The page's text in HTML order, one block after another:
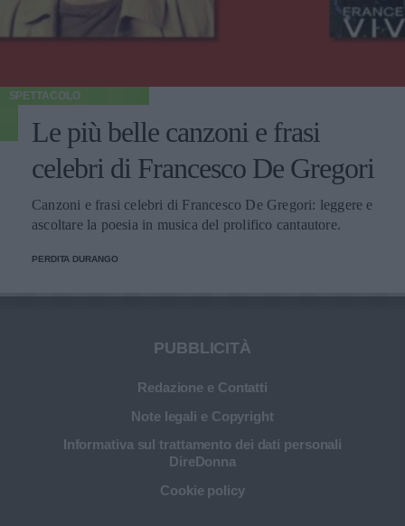
SPETTACOLO
Le più belle canzoni e frasi
celebri di Francesco De Gregori
Canzoni e frasi celebri di Francesco De Gregori: leggere e
ascoltare la poesia in musica del prolifico cantautore.
PERDITA DURANGO
PUBBLICITÀ
Redazione e Contatti
Note legali e Copyright
Informativa sul trattamento dei dati personali
DireDonna
Cookie policy